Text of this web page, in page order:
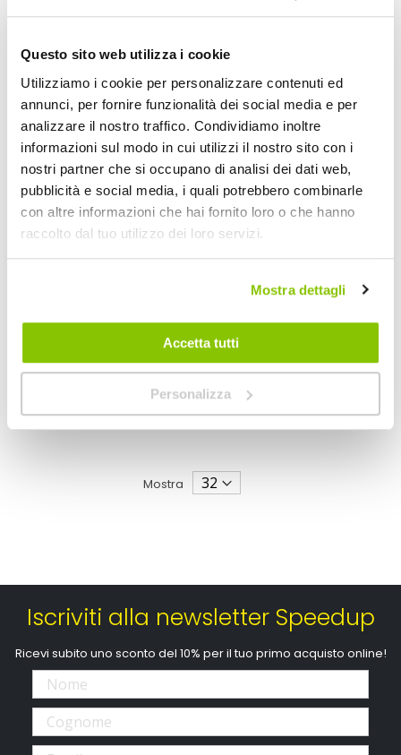
Questo sito web utilizza i cookie
Utilizziamo i cookie per personalizzare contenuti ed
annunci, per fornire funzionalità dei social media e per
analizzare il nostro traffico. Condividiamo inoltre
informazioni sul modo in cui utilizzi il nostro sito con i
nostri partner che si occupano di analisi dei dati web,
pubblicità e social media, i quali potrebbero combinarle
con altre informazioni che hai fornito loro o che hanno
raccolto dal tuo utilizzo dei loro servizi.
Mostra dettagli
Accetta tutti
Personalizza
53,45 €
CONSEGNA IN
48H
Spedizione
gratuita!
302,56 €
speciale
Spedizione gratuita!
Inverter -
ZIM&MANN
In 12V Out 220V
Mostra
Iscriviti alla newsletter Speedup
Ricevi subito uno sconto del 10% per il tuo primo acquisto online!